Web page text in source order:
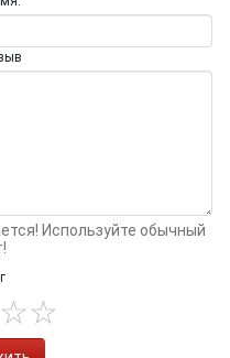
Используйте обычный